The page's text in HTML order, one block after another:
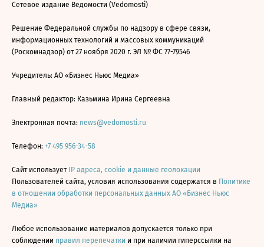
Сетевое издание Ведомости (Vedomosti)
Решение Федеральной службы по надзору в сфере связи,
информационных технологий и массовых коммуникаций
(Роскомнадзор) от 27 ноября 2020 г. ЭЛ № ФС 77-79546
Учредитель: АО «Бизнес Ньюс Медиа»
Главный редактор: Казьмина Ирина Сергеевна
Электронная почта: news@vedomosti.ru
Телефон: +7 495 956-34-58
Сайт использует IP адреса, cookie и данные геолокации
Пользователей сайта, условия использования содержатся в Политике
в отношении обработки персональных данных АО «Бизнес Ньюс
Медиа»
Любое использование материалов допускается только при
соблюдении правил перепечатки и при наличии гиперссылки на